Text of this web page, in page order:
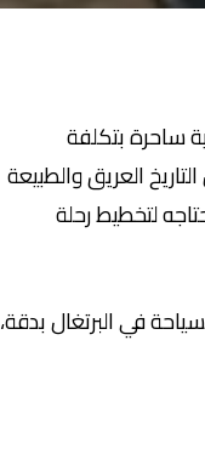
ساحرة بتكلفة
العريق والطبيعة
لتخطيط رحلة
في البرتغال بدقة،